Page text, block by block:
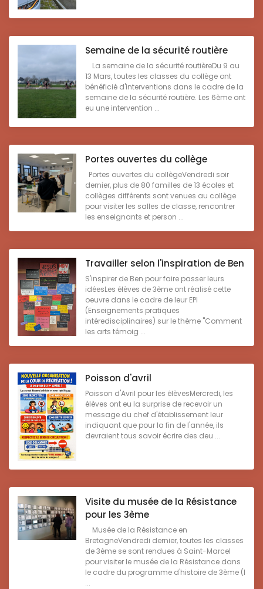
Semaine de la sécurité routière
La semaine de la sécurité routièreDu 9 au
13 Mars, toutes les classes du collège ont
bénéficié d'interventions dans le cadre de la
semaine de la sécurité routière. Les 6ème ont
eu une intervention ...
Portes ouvertes du collège
Portes ouvertes du collègeVendredi soir
dernier, plus de 80 familles de 13 écoles et
collèges différents sont venues au collège
pour visiter les salles de classe, rencontrer
les enseignants et person ...
Travailler selon l'inspiration de Ben
S'inspirer de Ben pour faire passer leurs
idéesLes élèves de 3ème ont réalisé cette
oeuvre dans le cadre de leur EPI
(Enseignements pratiques
intéredisciplinaires) sur le thème "Comment
les arts témoig ...
Poisson d'avril
Poisson d'Avril pour les élèvesMercredi, les
élèves ont eu la surprise de recevoir un
message du chef d'établissement leur
indiquant que pour la fin de l'année, ils
devraient tous savoir écrire des deu ...
Visite du musée de la Résistance
pour les 3ème
Musée de la Résistance en
BretagneVendredi dernier, toutes les classes
de 3ème se sont rendues à Saint-Marcel
pour visiter le musée de la Résistance dans
le cadre du programme d'histoire de 3ème (l
...